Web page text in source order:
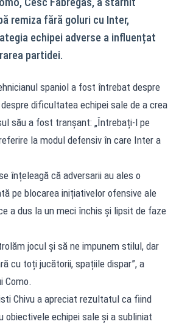
remiza fără goluri cu Inter,
echipei adverse a influențat
partidei.
spaniol a fost întrebat despre
dificultatea echipei sale de a crea
său a fost tranșant: „Întrebați-l pe
la modul defensiv în care Inter a
înțeleagă că adversarii au ales o
pe blocarea inițiativelor ofensive ale
a dus la un meci închis și lipsit de faze
jocul și să ne impunem stilul, dar
cu toți jucătorii, spațiile dispar”, a
Como.
Chivu a apreciat rezultatul ca fiind
obiectivele echipei sale și a subliniat